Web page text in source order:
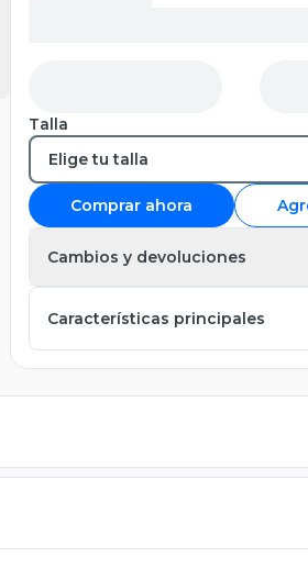
Talla
Comprar ahora
Cambios y devoluciones
Características principales